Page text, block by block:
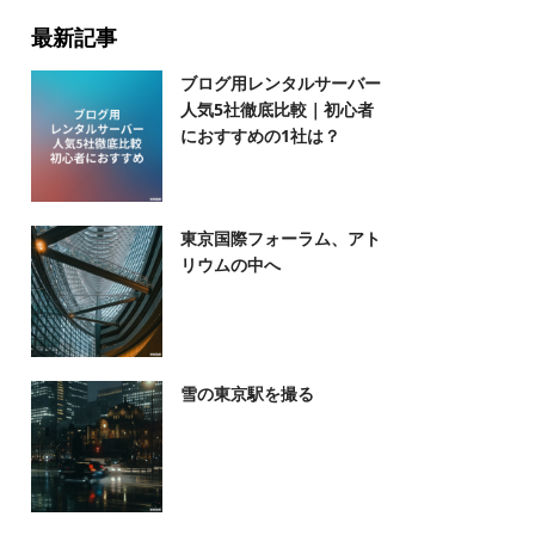
最新記事
ブログ用レンタルサーバー
人気5社徹底比較｜初心者
におすすめの1社は？
東京国際フォーラム、アト
リウムの中へ
雪の東京駅を撮る